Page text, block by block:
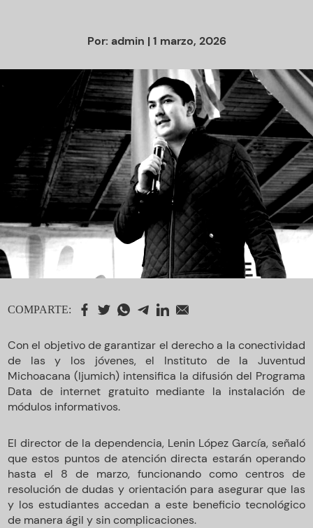
Por: admin | 1 marzo, 2026
COMPARTE:
Con el objetivo de garantizar el derecho a la conectividad
de las y los jóvenes, el Instituto de la Juventud
Michoacana (Ijumich) intensifica la difusión del Programa
Data de internet gratuito mediante la instalación de
módulos informativos.
El director de la dependencia, Lenin López García, señaló
que estos puntos de atención directa estarán operando
hasta el 8 de marzo, funcionando como centros de
resolución de dudas y orientación para asegurar que las
y los estudiantes accedan a este beneficio tecnológico
de manera ágil y sin complicaciones.